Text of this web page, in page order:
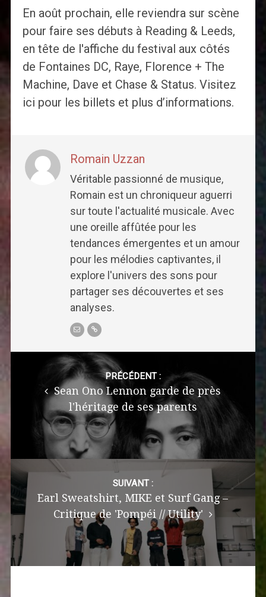
En août prochain, elle reviendra sur scène
pour faire ses débuts à Reading & Leeds,
en tête de l'affiche du festival aux côtés
de Fontaines DC, Raye, Florence + The
Machine, Dave et Chase & Status. Visitez
ici pour les billets et plus d’informations.
Romain Uzzan
Véritable passionné de musique,
Romain est un chroniqueur aguerri
sur toute l'actualité musicale. Avec
une oreille affûtée pour les
tendances émergentes et un amour
pour les mélodies captivantes, il
explore l'univers des sons pour
partager ses découvertes et ses
analyses.
PRÉCÉDENT :
Sean Ono Lennon garde de près
l'héritage de ses parents
SUIVANT :
Earl Sweatshirt, MIKE et Surf Gang –
Critique de 'Pompéi // Utility'